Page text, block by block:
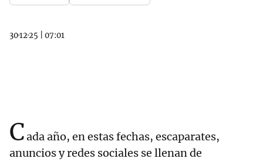
30·12·25 07:01
Cada año, en estas fechas, escaparates,
anuncios y redes sociales se llenan de